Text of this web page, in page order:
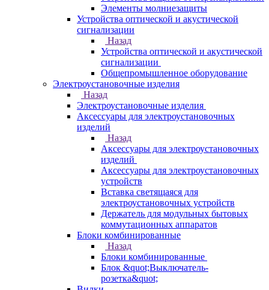
Элементы молниезащиты
Устройства оптической и акустической
сигнализации
Назад
Устройства оптической и акустической
сигнализации
Общепромышленное оборудование
Электроустановочные изделия
Назад
Электроустановочные изделия
Аксессуары для электроустановочных
изделий
Назад
Аксессуары для электроустановочных
изделий
Аксессуары для электроустановочных
устройств
Вставка светящаяся для
электроустановочных устройств
Держатель для модульных бытовых
коммутационных аппаратов
Блоки комбинированные
Назад
Блоки комбинированные
Блок &quot;Выключатель-
розетка&quot;